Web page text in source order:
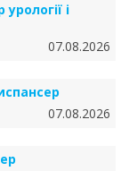
і
07.08.2026
07.08.2026